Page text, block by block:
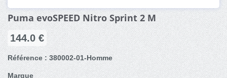
Puma evoSPEED Nitro Sprint 2 M
144.0 €
Référence : 380002-01-Homme
Marque